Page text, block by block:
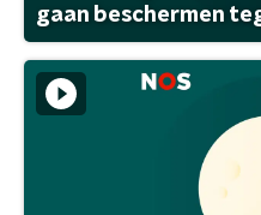
gaan beschermen